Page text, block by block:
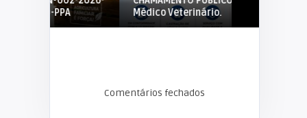
Médico Veterinário.
Comentários fechados